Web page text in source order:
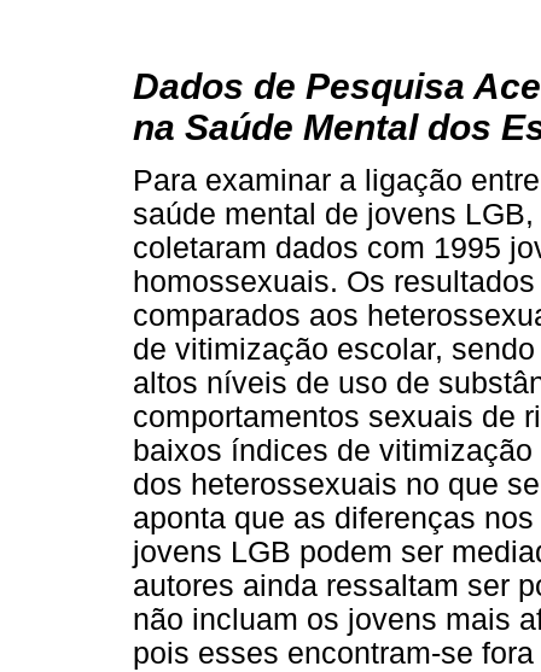
Dados de Pesquisa
na Saúde Mental dos
Para examinar a ligação
saúde mental de jovens
coletaram dados com 1995
homossexuais. Os
comparados aos
de vitimização escolar,
altos níveis de uso de
comportamentos sexuais de
baixos índices de
dos heterossexuais no que
aponta que as diferenças
jovens LGB podem ser
autores ainda ressaltam ser
não incluam os jovens mais
pois esses encontram-se